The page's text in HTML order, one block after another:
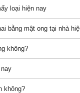
loại hiện nay
bằng mật ong tại nhà
không?
không?